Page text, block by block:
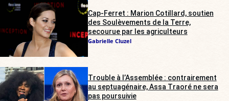
Cap-Ferret : Marion Cotillard, soutien
des Soulèvements de la Terre,
secourue par les agriculteurs
Gabrielle Cluzel
Trouble à l’Assemblée : contrairement
au septuagénaire, Assa Traoré ne sera
pas poursuivie